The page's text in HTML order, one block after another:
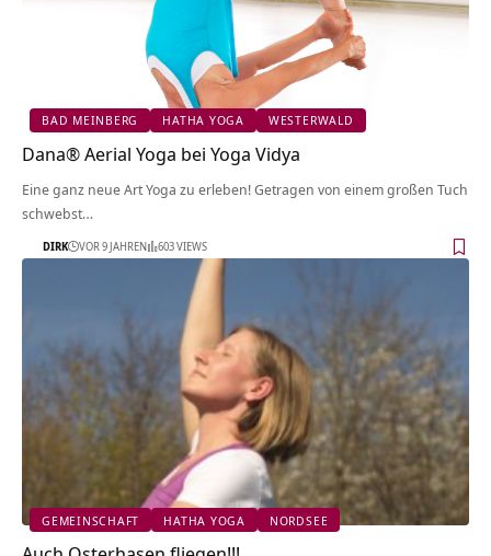
BAD MEINBERG HATHA YOGA WESTERWALD
Dana® Aerial Yoga bei Yoga Vidya
Eine ganz neue Art Yoga zu erleben! Getragen von einem großen Tuch
schwebst…
DIRK VOR 9 JAHREN 603 VIEWS
GEMEINSCHAFT HATHA YOGA NORDSEE